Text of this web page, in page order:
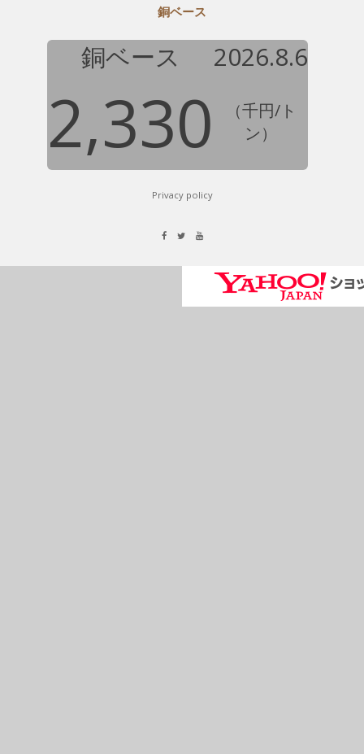
銅ベース
銅ベース 2026.8.6
2,330
（千円/ト
ン）
Privacy policy